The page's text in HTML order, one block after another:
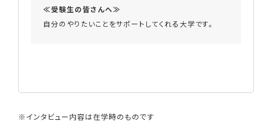
≪受験生の皆さんへ≫
自分のやりたいことをサポートしてくれる大学です。
※インタビュー内容は在学時のものです